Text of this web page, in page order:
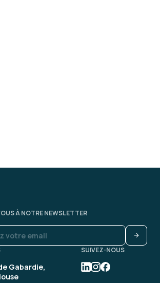
À NOTRE NEWSLETTER
Gabardie,
SUIVEZ-NOUS